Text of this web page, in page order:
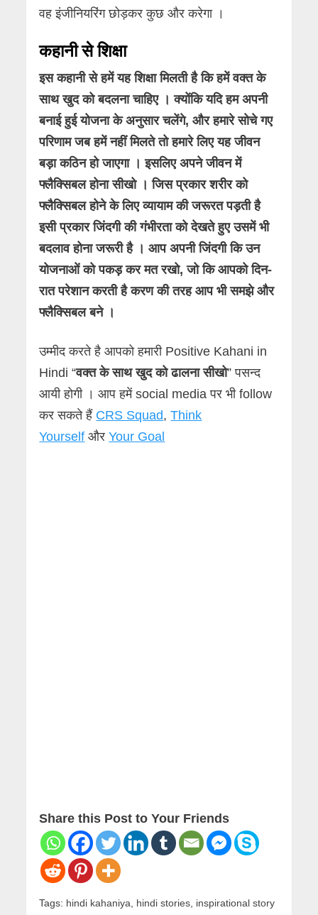
वह इंजीनियरिंग छोड़कर कुछ और करेगा ।
कहानी से शिक्षा
इस कहानी से हमें यह शिक्षा मिलती है कि हमें वक्त के
साथ खुद को बदलना चाहिए । क्योंकि यदि हम अपनी
बनाई हुई योजना के अनुसार चलेंगे, और हमारे सोचे गए
परिणाम जब हमें नहीं मिलते तो हमारे लिए यह जीवन
बड़ा कठिन हो जाएगा । इसलिए अपने जीवन में
फ्लैक्सिबल होना सीखो । जिस प्रकार शरीर को
फ्लैक्सिबल होने के लिए व्यायाम की जरूरत पड़ती है
इसी प्रकार जिंदगी की गंभीरता को देखते हुए उसमें भी
बदलाव होना जरूरी है । आप अपनी जिंदगी कि उन
योजनाओं को पकड़ कर मत रखो, जो कि आपको दिन-
रात परेशान करती है करण की तरह आप भी समझे और
फ्लैक्सिबल बने ।
उम्मीद करते है आपको हमारी Positive Kahani in
Hindi “वक्त के साथ खुद को ढालना सीखो” पसन्द
आयी होगी । आप हमें social media पर भी follow
कर सकते हैं CRS Squad,Think
Yourself औरYour Goal
Share this Post to Your Friends
Tags: hindi kahaniya hindi stories inspirational story